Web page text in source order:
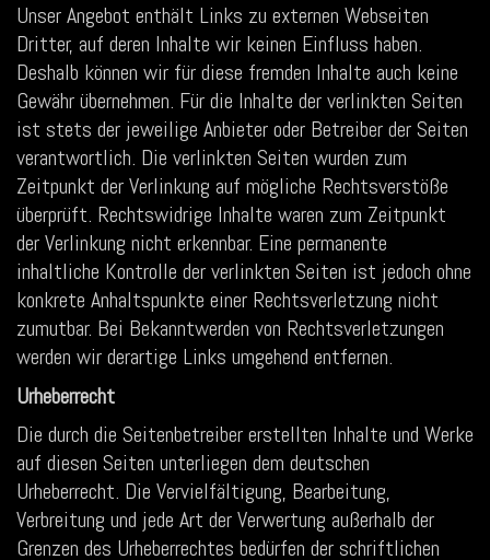
Unser Angebot enthält Links zu externen Webseiten
Dritter, auf deren Inhalte wir keinen Einfluss haben.
Deshalb können wir für diese fremden Inhalte auch keine
Gewähr übernehmen. Für die Inhalte der verlinkten Seiten
ist stets der jeweilige Anbieter oder Betreiber der Seiten
verantwortlich. Die verlinkten Seiten wurden zum
Zeitpunkt der Verlinkung auf mögliche Rechtsverstöße
überprüft. Rechtswidrige Inhalte waren zum Zeitpunkt
der Verlinkung nicht erkennbar. Eine permanente
inhaltliche Kontrolle der verlinkten Seiten ist jedoch ohne
konkrete Anhaltspunkte einer Rechtsverletzung nicht
zumutbar. Bei Bekanntwerden von Rechtsverletzungen
werden wir derartige Links umgehend entfernen.
Urheberrecht
Die durch die Seitenbetreiber erstellten Inhalte und Werke
auf diesen Seiten unterliegen dem deutschen
Urheberrecht. Die Vervielfältigung, Bearbeitung,
Verbreitung und jede Art der Verwertung außerhalb der
Grenzen des Urheberrechtes bedürfen der schriftlichen